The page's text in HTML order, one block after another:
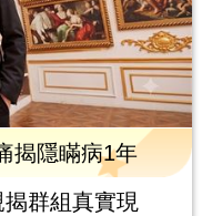
揭隱瞞病1年
群組真實現